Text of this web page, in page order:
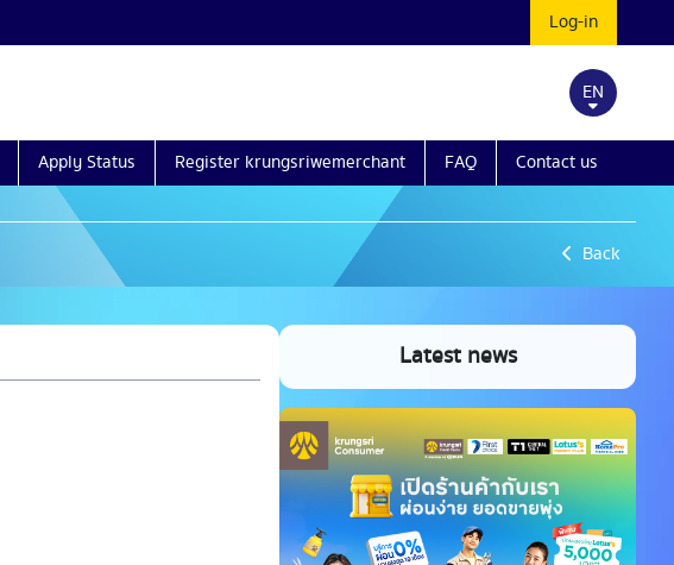
Log-in
EN
Apply Status Register krungsriwemerchant FAQ Contact us
Back
Latest news